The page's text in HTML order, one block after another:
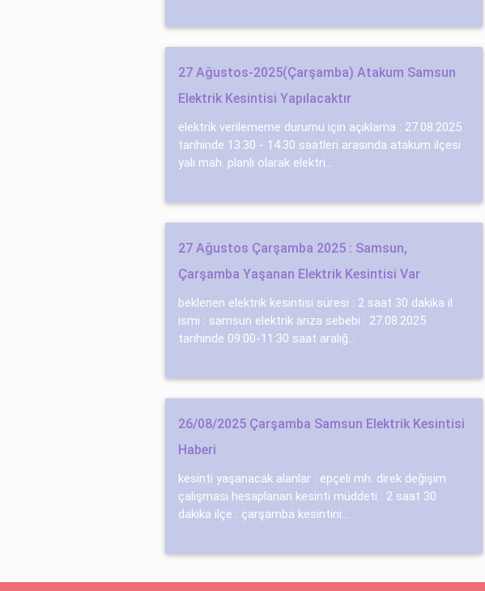
27 Ağustos-2025(Çarşamba) Atakum Samsun
Elektrik Kesintisi Yapılacaktır
elektrik verilememe durumu için açıklama : 27.08.2025
tari̇hi̇nde 13:30 - 14:30 saatleri̇ arasında atakum i̇lçesi̇
yalı mah. planlı olarak elektri...
27 Ağustos Çarşamba 2025 : Samsun,
Çarşamba Yaşanan Elektrik Kesintisi Var
beklenen elektrik kesintisi süresi : 2 saat 30 dakika il
ismi : samsun elektrik arıza sebebi : 27.08.2025
tarihinde 09:00-11:30 saat aralığ...
26/08/2025 Çarşamba Samsun Elektrik Kesintisi
Haberi
kesinti yaşanacak alanlar : epçeli̇ mh. di̇rek deği̇şi̇m
çalışması hesaplanan kesinti müddeti : 2 saat 30
dakika ilçe : çarşamba kesintini...